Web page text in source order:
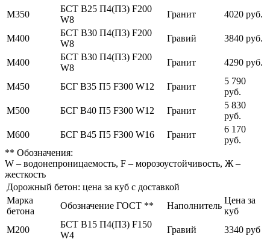
М350
БСТ В25 П4(П3) F200
W8
Гранит 4020 руб.
М400
БСТ В30 П4(П3) F200
W8
Гравий 3840 руб.
М400
БСТ В30 П4(П3) F200
W8
Гранит 4290 руб.
М450 БСГ В35 П5 F300 W12 Гранит
5 790
руб.
М500
БСГ В40 П5 F300 W12 Гранит
5 830
руб.
М600
БСГ В45 П5 F300 W16 Гранит
6 170
руб.
** Обозначения:
W – водонепроницаемость, F – морозоустойчивость, Ж –
жесткость
Дорожный бетон: цена за куб с доставкой
Марка
бетона
Обозначение ГОСТ ** Наполнитель
Цена за
куб
М200
БСТ В15 П4(П3) F150
W4
Гравий 3340 руб